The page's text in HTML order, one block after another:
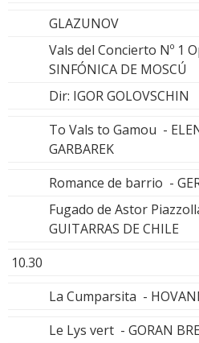
GLAZUNOV
Vals del Concierto Nº 1
SINFÓNICA DE MOSCÚ
Dir: IGOR GOLOVSCHIN
To Vals to Gamou -
GARBAREK
Romance de barrio -
Fugado de Astor
GUITARRAS DE CHILE
10.30
La Cumparsita -
Le Lys vert - GORAN